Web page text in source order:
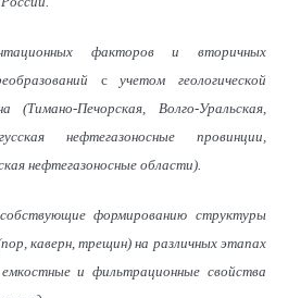
факторов и вторичных
сучетом геологической
(Тимано-Печорская, Волго-Уральская,
нефтегазоносные провинции,
нефтегазоносные области).
формированию структуры
каверн, трещин) на различных этапах
и фильтрационные свойства